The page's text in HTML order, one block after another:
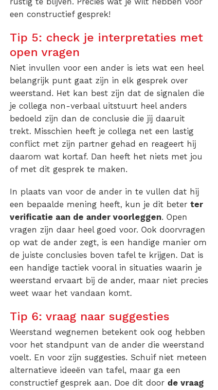
een constructief gesprek!
Tip 5: check je interpretaties met
open vragen
Niet invullen voor een ander is iets wat een heel
belangrijk punt gaat zijn in elk gesprek over
weerstand. Het kan best zijn dat de signalen die
je collega non-verbaal uitstuurt heel anders
bedoeld zijn dan de conclusie die jij daaruit
trekt. Misschien heeft je collega net een lastig
conflict met zijn partner gehad en reageert hij
daarom wat kortaf. Dan heeft het niets met jou
of met dit gesprek te maken.
In plaats van voor de ander in te vullen dat hij
een bepaalde mening heeft, kun je dit beter ter
verificatie aan de ander voorleggen. Open
vragen zijn daar heel goed voor. Ook doorvragen
op wat de ander zegt, is een handige manier om
de juiste conclusies boven tafel te krijgen. Dat is
een handige tactiek vooral in situaties waarin je
weerstand ervaart bij de ander, maar niet precies
weet waar het vandaan komt.
Tip 6: vraag naar suggesties
Weerstand wegnemen betekent ook oog hebben
voor het standpunt van de ander die weerstand
voelt. En voor zijn suggesties. Schuif niet meteen
alternatieve ideeën van tafel, maar ga een
constructief gesprek aan. Doe dit door de vraag